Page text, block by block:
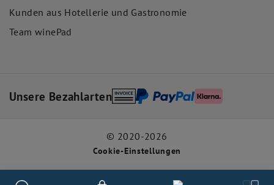
Kunden aus Hotellerie und Gastronomie
Team winePad
Unsere Bezahlarten
© 2020-2026
Cookie-Einstellungen